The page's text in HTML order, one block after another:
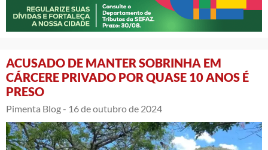
ACUSADO DE MANTER SOBRINHA EM
CÁRCERE PRIVADO POR QUASE 10 ANOS É
PRESO
Pimenta Blog - 16 de outubro de 2024